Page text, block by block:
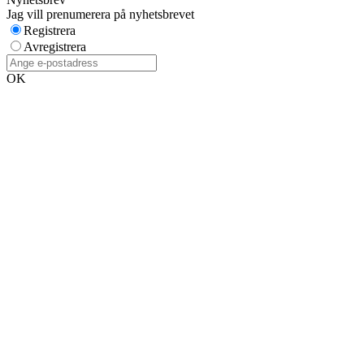
Jag vill prenumerera på nyhetsbrevet
Registrera
Avregistrera
OK